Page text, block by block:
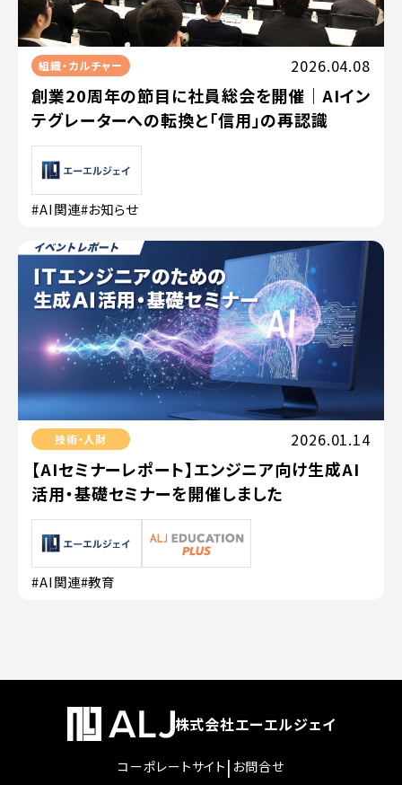
組織・カルチャー 2026.04.08
創業20周年の節目に社員総会を開催｜AIイン
テグレーターへの転換と「信用」の再認識
#AI関連#お知らせ
技術・人財 2026.01.14
【AIセミナーレポート】エンジニア向け生成AI
活用・基礎セミナーを開催しました
#AI関連#教育
株式会社エーエルジェイ
コーポレートサイト | お問合せ